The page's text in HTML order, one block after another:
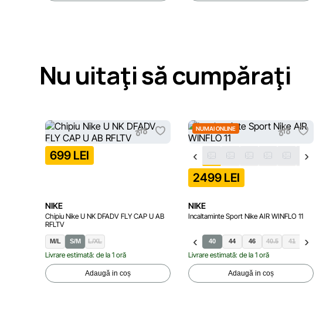
Nu uitaţi să cumpăraţi
699 LEI
NIKE
Chipiu Nike U NK DFADV FLY CAP U AB
RFLTV
M/L S/M L/XL
Livrare estimată: de la 1 oră
Adaugă in coș
NUMAI ONLINE
2499 LEI
NIKE
Incaltaminte Sport Nike AIR WINFLO 11
40 44 46 40.5 41
Livrare estimată: de la 1 oră
Adaugă in coș